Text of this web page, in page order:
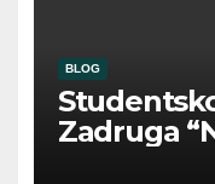
BLOG
Zadruga